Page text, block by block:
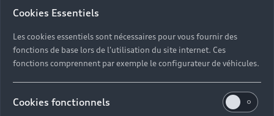
Cookies Essentiels
Les cookies essentiels sont nécessaires pour vous fournir des
fonctions de base lors de l'utilisation du site internet. Ces
fonctions comprennent par exemple le configurateur de véhicules.
Cookies fonctionnels
Votre devis en quelques clics